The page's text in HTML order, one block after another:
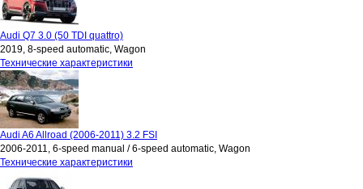
Audi Q7 3.0 (50 TDI quattro)
2019, 8-speed automatic, Wagon
Технические характеристики
Audi A6 Allroad (2006-2011) 3.2 FSI
2006-2011, 6-speed manual / 6-speed automatic, Wagon
Технические характеристики